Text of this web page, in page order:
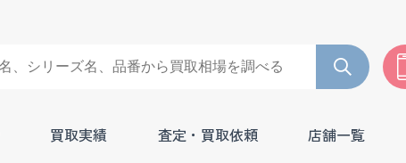
買取実績 査定・買取依頼 店舗一覧